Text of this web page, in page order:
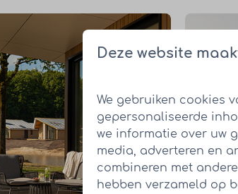
Deze website
We gebruiken cookies
gepersonaliseerde
we informatie over uw
media, adverteren en
combineren met
hebben verzameld op